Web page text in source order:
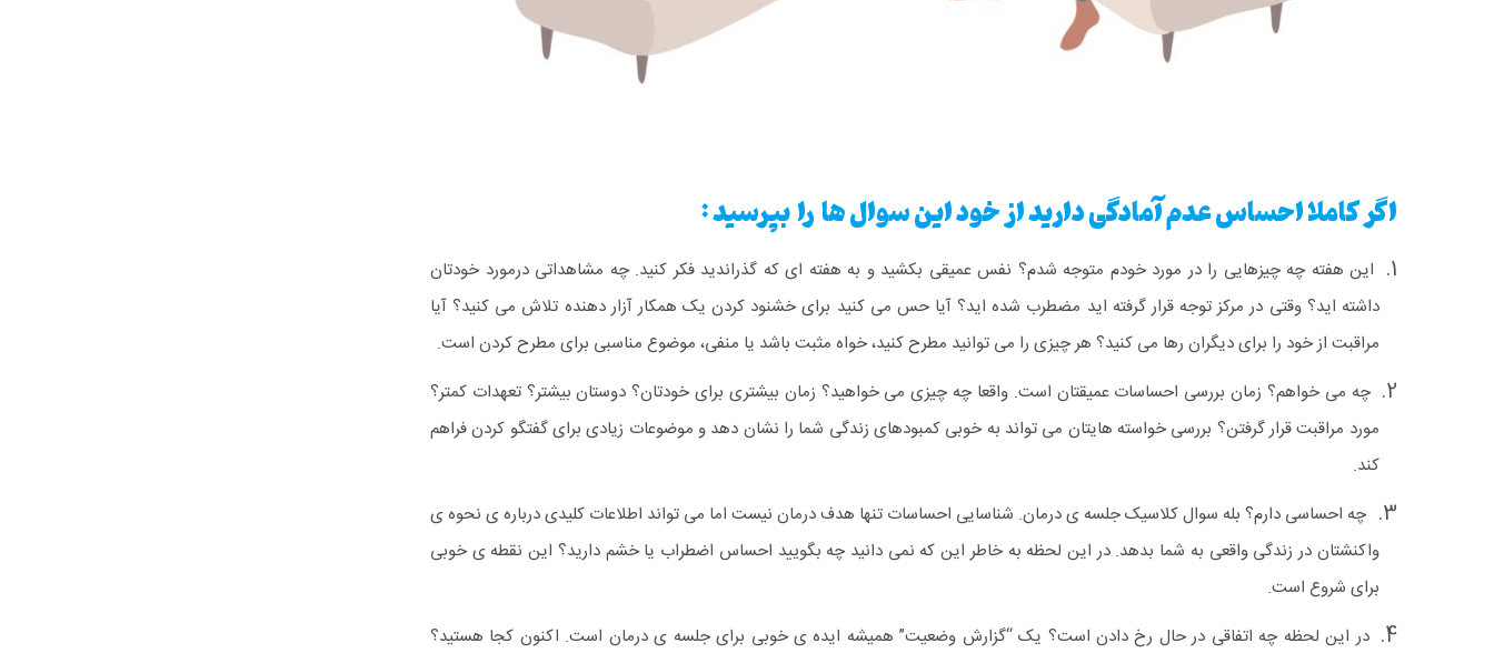
اگر کاملا احساس عدم آمادگی دارید از خود این سوال ها را بپرسید :
این هفته چه چیزهایی را در مورد خودم متوجه شدم؟ نفس عمیقی بکشید و به هفته ای که گذراندید فکر کنید. چه مشاهداتی درمورد خودتان
داشته اید؟ وقتی در مرکز توجه قرار گرفته اید مضطرب شده اید؟ آیا حس می کنید برای خشنود کردن یک همکار آزار دهنده تلاش می کنید؟ آیا
مراقبت از خود را برای دیگران رها می کنید؟ هر چیزی را می توانید مطرح کنید، خواه مثبت باشد یا منفی، موضوع مناسبی برای مطرح کردن است.
چه می خواهم؟ زمان بررسی احساسات عمیقتان است. واقعا چه چیزی می خواهید؟ زمان بیشتری برای خودتان؟ دوستان بیشتر؟ تعهدات کمتر؟
مورد مراقبت قرار گرفتن؟ بررسی خواسته هایتان می تواند به خوبی کمبودهای زندگی شما را نشان دهد و موضوعات زیادی برای گفتگو کردن فراهم
کند.
چه احساسی دارم؟ بله سوال کلاسیک جلسه ی درمان. شناسایی احساسات تنها هدف درمان نیست اما می تواند اطلاعات کلیدی درباره ی نحوه ی
واکنشتان در زندگی واقعی به شما بدهد. در این لحظه به خاطر این که نمی دانید چه بگویید احساس اضطراب یا خشم دارید؟ این نقطه ی خوبی
برای شروع است.
در این لحظه چه اتفاقی در حال رخ دادن است؟ یک “گزارش وضعیت” همیشه ایده ی خوبی برای جلسه ی درمان است. اکنون کجا هستید؟